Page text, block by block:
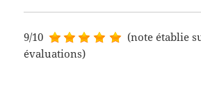
9/10
(note établie
évaluations)